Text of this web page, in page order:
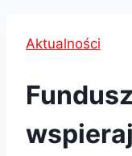
Aktualności